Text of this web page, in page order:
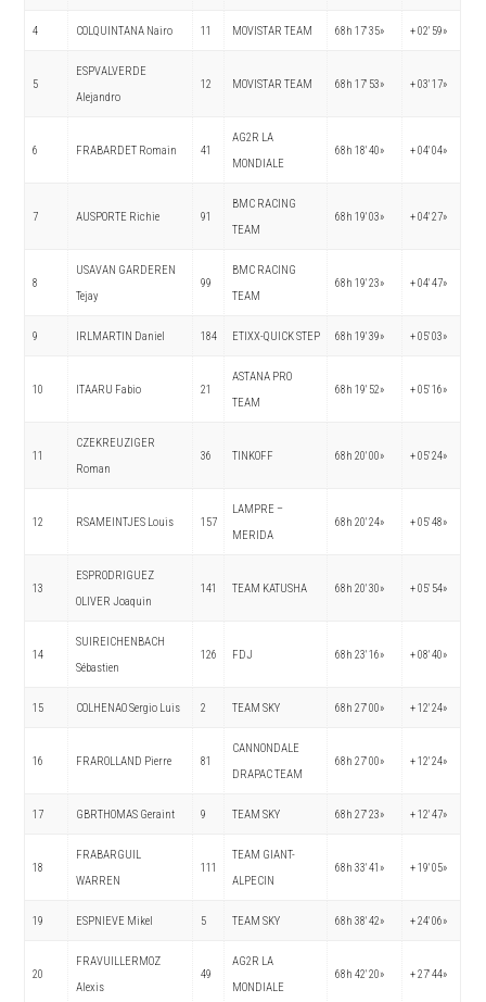
4 COLQUINTANA Nairo 11 MOVISTAR TEAM 68h 17′ 35» + 02′ 59»
5
ESPVALVERDE
Alejandro
12 MOVISTAR TEAM 68h 17′ 53» + 03′ 17»
6 FRABARDET Romain 41
AG2R LA
MONDIALE
68h 18′ 40» + 04′ 04»
7 AUSPORTE Richie 91
BMC RACING
TEAM
68h 19′ 03» + 04′ 27»
8
USAVAN GARDEREN
Tejay
99
BMC RACING
TEAM
68h 19′ 23» + 04′ 47»
9 IRLMARTIN Daniel 184 ETIXX-QUICK STEP 68h 19′ 39» + 05′ 03»
10 ITAARU Fabio 21
ASTANA PRO
TEAM
68h 19′ 52» + 05′ 16»
11
CZEKREUZIGER
Roman
36 TINKOFF 68h 20′ 00» + 05′ 24»
12 RSAMEINTJES Louis 157
LAMPRE –
MERIDA
68h 20′ 24» + 05′ 48»
13
ESPRODRIGUEZ
OLIVER Joaquin
141 TEAM KATUSHA 68h 20′ 30» + 05′ 54»
14
SUIREICHENBACH
Sébastien
126 FDJ 68h 23′ 16» + 08′ 40»
15 COLHENAO Sergio Luis 2 TEAM SKY 68h 27′ 00» + 12′ 24»
16 FRAROLLAND Pierre 81
CANNONDALE
DRAPAC TEAM
68h 27′ 00» + 12′ 24»
17 GBRTHOMAS Geraint 9 TEAM SKY 68h 27′ 23» + 12′ 47»
18
FRABARGUIL
WARREN
111
TEAM GIANT-
ALPECIN
68h 33′ 41» + 19′ 05»
19 ESPNIEVE Mikel 5 TEAM SKY 68h 38′ 42» + 24′ 06»
20
FRAVUILLERMOZ
Alexis
49
AG2R LA
MONDIALE
68h 42′ 20» + 27′ 44»